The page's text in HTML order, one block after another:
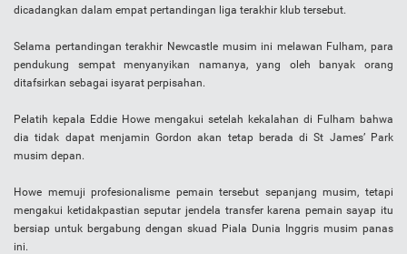
dicadangkan dalam empat pertandingan liga terakhir klub tersebut.
Selama pertandingan terakhir Newcastle musim ini melawan Fulham, para
pendukung sempat menyanyikan namanya, yang oleh banyak orang
ditafsirkan sebagai isyarat perpisahan.
Pelatih kepala Eddie Howe mengakui setelah kekalahan di Fulham bahwa
dia tidak dapat menjamin Gordon akan tetap berada di St James’ Park
musim depan.
Howe memuji profesionalisme pemain tersebut sepanjang musim, tetapi
mengakui ketidakpastian seputar jendela transfer karena pemain sayap itu
bersiap untuk bergabung dengan skuad Piala Dunia Inggris musim panas
ini.